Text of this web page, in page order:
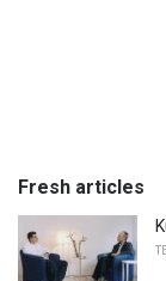
Fresh articles